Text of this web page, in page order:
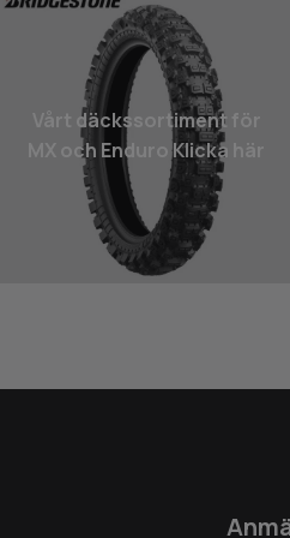
Vårt däcks­sortiment för
MX och Enduro Klicka här